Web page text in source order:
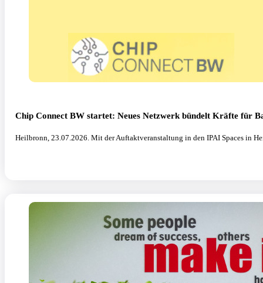
Chip Connect BW startet: Neues Netzwerk bündelt Kräfte für
Heilbronn, 23.07.2026. Mit der Auftaktveranstaltung in den IPAI Spaces in